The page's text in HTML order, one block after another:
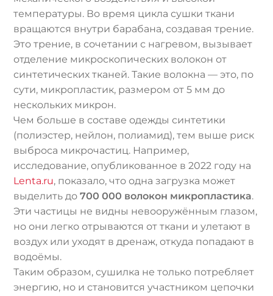
температуры. Во время цикла сушки ткани
вращаются внутри барабана, создавая трение.
Это трение, в сочетании с нагревом, вызывает
отделение микроскопических волокон от
синтетических тканей. Такие волокна — это, по
сути, микропластик, размером от 5 мм до
нескольких микрон.
Чем больше в составе одежды синтетики
(полиэстер, нейлон, полиамид), тем выше риск
выброса микрочастиц. Например,
исследование, опубликованное в 2022 году на
Lenta.ru, показало, что одна загрузка может
выделить до700 000 волокон микропластика.
Эти частицы не видны невооружённым глазом,
но они легко отрываются от ткани и улетают в
воздух или уходят в дренаж, откуда попадают в
водоёмы.
Таким образом, сушилка не только потребляет
энергию, но и становится участником цепочки